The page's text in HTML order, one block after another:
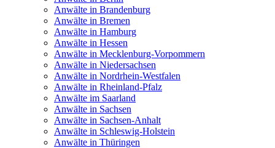
Anwälte in Brandenburg
Anwälte in Bremen
Anwälte in Hamburg
Anwälte in Hessen
Anwälte in Mecklenburg-Vorpommern
Anwälte in Niedersachsen
Anwälte in Nordrhein-Westfalen
Anwälte in Rheinland-Pfalz
Anwälte im Saarland
Anwälte in Sachsen
Anwälte in Sachsen-Anhalt
Anwälte in Schleswig-Holstein
Anwälte in Thüringen